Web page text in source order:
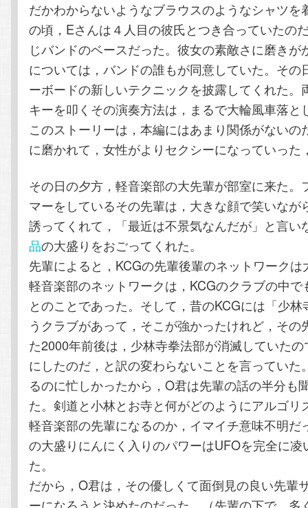
だかわからないようなブラウスのようなシャツを
の頃，Eさんは４人目の彼氏とつき合っていたの
じバンドのベースだった。彼女の素敵さに磨きが
については，バンドの誰もが同意していた。その
ーボードの新しいテクニックを披露してくれた。
キーを叩くその演奏方法は，まるで大輪風車落と
このストーリーは，本編にはあまり関係がないの
に磨かれて，女性がよりセクシーになっていった
その日の夕方，軽音楽部の大先輩が部室に来た。
マーをしているその先輩は，大きな顔で笑いなが
誘ってくれて，「最近は不景気なんだが」と言い
品の大盛りをおごってくれた。
先輩によると，KCGの先輩後輩のネットワークは
軽音楽部のネットワークは，KCGのクラブの中で
とのことであった。そして，昔のKCGには「少
うクラブがあって，そこが強かったけれど，その
た2000年前後は，少林寺拳法部が消滅していた
にしたのだ，と訳の変わらないことを言っていた
るのに忙しかったから，O君は先輩の話の半分も
た。剣道と小林とお寺と何がどのようにアルゴリ
軽音楽部の先輩になるのか，イマイチ意味不明だ
の大盛りにんにく入りのパワーはUFOを完全に凌
た。
だから，O君は，その優しくて面倒見の良い先輩